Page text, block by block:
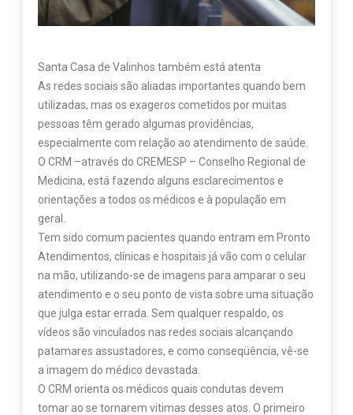
Santa Casa de Valinhos também está atenta
As redes sociais são aliadas importantes quando bem
utilizadas, mas os exageros cometidos por muitas
pessoas têm gerado algumas providências,
especialmente com relação ao atendimento de saúde.
O CRM –através do CREMESP – Conselho Regional de
Medicina, está fazendo alguns esclarecimentos e
orientações a todos os médicos e à população em
geral.
Tem sido comum pacientes quando entram em Pronto
Atendimentos, clínicas e hospitais já vão com o celular
na mão, utilizando-se de imagens para amparar o seu
atendimento e o seu ponto de vista sobre uma situação
que julga estar errada. Sem qualquer respaldo, os
vídeos são vinculados nas redes sociais alcançando
patamares assustadores, e como conseqüência, vê-se
a imagem do médico devastada.
O CRM orienta os médicos quais condutas devem
tomar ao se tornarem vitimas desses atos. O primeiro